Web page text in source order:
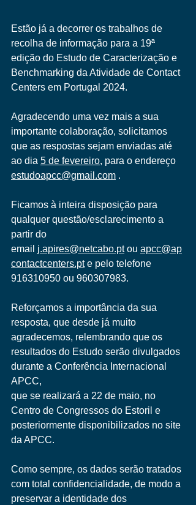
Estão já a decorrer os trabalhos de
recolha de informação para a 19ª
edição do Estudo de Caracterização e
Benchmarking da Atividade de Contact
Centers em Portugal 2024.
Agradecendo uma vez mais a sua
importante colaboração, solicitamos
que as respostas sejam enviadas até
ao dia 5 de fevereiro, para o endereço
estudoapcc@gmail.com .
Ficamos à inteira disposição para
qualquer questão/esclarecimento a
partir do
email j.apires@netcabo.pt ou apcc@ap
contactcenters.pt e pelo telefone
916310950 ou 960307983.
Reforçamos a importância da sua
resposta, que desde já muito
agradecemos, relembrando que os
resultados do Estudo serão divulgados
durante a Conferência Internacional
APCC,
que se realizará a 22 de maio, no
Centro de Congressos do Estoril e
posteriormente disponibilizados no site
da APCC.
Como sempre, os dados serão tratados
com total confidencialidade, de modo a
preservar a identidade dos